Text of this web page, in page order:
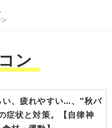
ン
い、疲れやすい…、“秋バ
症状と対策。【自律神